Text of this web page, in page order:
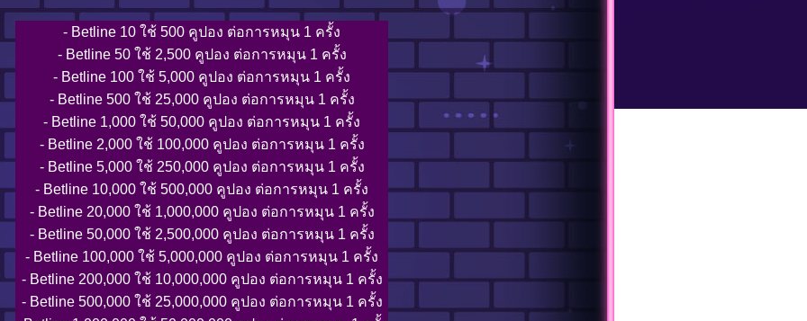
- Betline 10 ใช้ 500 คูปอง ต่อการหมุน 1 ครั้ง
- Betline 50 ใช้ 2,500 คูปอง ต่อการหมุน 1 ครั้ง
- Betline 100 ใช้ 5,000 คูปอง ต่อการหมุน 1 ครั้ง
- Betline 500 ใช้ 25,000 คูปอง ต่อการหมุน 1 ครั้ง
- Betline 1,000 ใช้ 50,000 คูปอง ต่อการหมุน 1 ครั้ง
- Betline 2,000 ใช้ 100,000 คูปอง ต่อการหมุน 1 ครั้ง
- Betline 5,000 ใช้ 250,000 คูปอง ต่อการหมุน 1 ครั้ง
- Betline 10,000 ใช้ 500,000 คูปอง ต่อการหมุน 1 ครั้ง
- Betline 20,000 ใช้ 1,000,000 คูปอง ต่อการหมุน 1 ครั้ง
- Betline 50,000 ใช้ 2,500,000 คูปอง ต่อการหมุน 1 ครั้ง
- Betline 100,000 ใช้ 5,000,000 คูปอง ต่อการหมุน 1 ครั้ง
- Betline 200,000 ใช้ 10,000,000 คูปอง ต่อการหมุน 1 ครั้ง
- Betline 500,000 ใช้ 25,000,000 คูปอง ต่อการหมุน 1 ครั้ง